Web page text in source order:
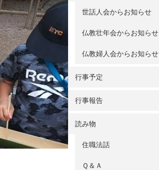
世話人会からお知らせ
仏教壮年会からお知らせ
仏教婦人会からお知らせ
行事予定
行事報告
読み物
住職法話
Ｑ＆Ａ